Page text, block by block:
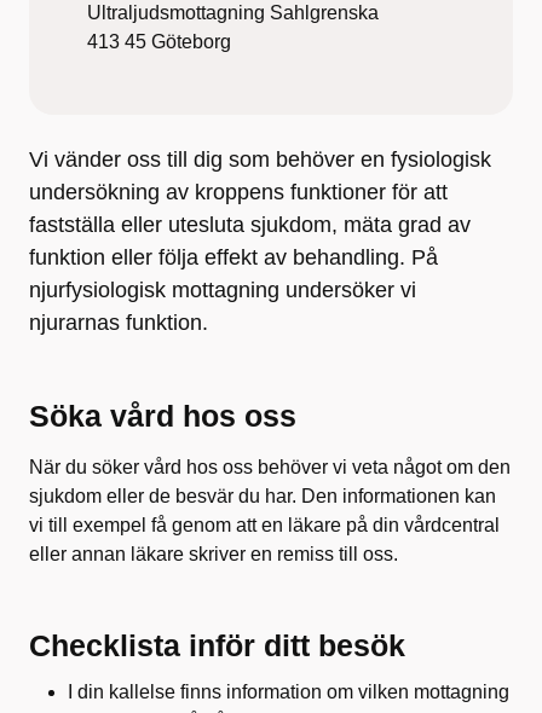
Ultraljudsmottagning Sahlgrenska
413 45 Göteborg
Vi vänder oss till dig som behöver en fysiologisk
undersökning av kroppens funktioner för att
fastställa eller utesluta sjukdom, mäta grad av
funktion eller följa effekt av behandling. På
njurfysiologisk mottagning undersöker vi
njurarnas funktion.
Söka vård hos oss
När du söker vård hos oss behöver vi veta något om den
sjukdom eller de besvär du har. Den informationen kan
vi till exempel få genom att en läkare på din vårdcentral
eller annan läkare skriver en remiss till oss.
Checklista inför ditt besök
I din kallelse finns information om vilken mottagning